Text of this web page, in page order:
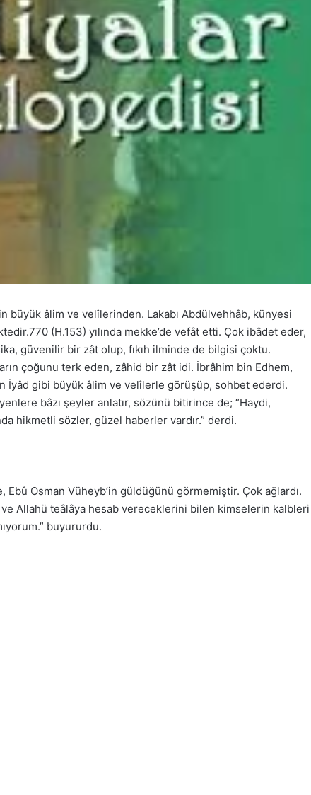
büyük âlim ve velîlerinden. Lakabı Abdülvehhâb, künyesi
(H.153) yılında mekke’de vefât etti. Çok ibâdet eder,
güvenilir bir zât olup, fıkıh ilminde de bilgisi çoktu.
çoğunu terk eden, zâhid bir zât idi. İbrâhim bin Edhem,
İyâd gibi büyük âlim ve velîlerle görüşüp, sohbet ederdi.
bâzı şeyler anlatır, sözünü bitirince de; “Haydi,
hikmetli sözler, güzel haberler vardır.” derdi.
Osman Vüheyb’in güldüğünü görmemiştir. Çok ağlardı.
ve Allahü teâlâya hesab vereceklerini bilen kimselerin kalbleri
buyururdu.